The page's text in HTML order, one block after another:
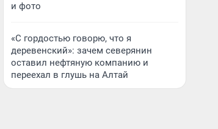
и фото
«С гордостью говорю, что я
деревенский»: зачем северянин
оставил нефтяную компанию и
переехал в глушь на Алтай